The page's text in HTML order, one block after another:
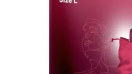
LEER MÁS